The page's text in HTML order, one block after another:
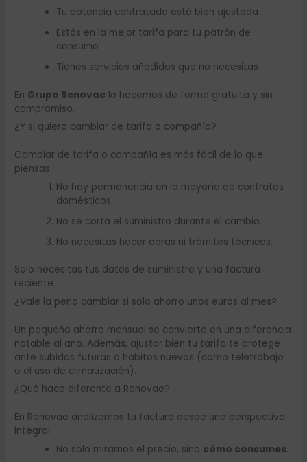
Tu potencia contratada está bien ajustada
Estás en la mejor tarifa para tu patrón de
consumo
Tienes servicios añadidos que no necesitas
En Grupo Renovae lo hacemos de forma gratuita y sin
compromiso.
¿Y si quiero cambiar de tarifa o compañía?
Cambiar de tarifa o compañía es más fácil de lo que
piensas:
No hay permanencia en la mayoría de contratos
domésticos.
No se corta el suministro durante el cambio.
No necesitas hacer obras ni trámites técnicos.
Solo necesitas tus datos de suministro y una factura
reciente.
¿Vale la pena cambiar si solo ahorro unos euros al mes?
Un pequeño ahorro mensual se convierte en una diferencia
notable al año. Además, ajustar bien tu tarifa te protege
ante subidas futuras o hábitos nuevos (como teletrabajo
o el uso de climatización).
¿Qué hace diferente a Renovae?
En Renovae analizamos tu factura desde una perspectiva
integral:
No solo miramos el precio, sino cómo consumes.